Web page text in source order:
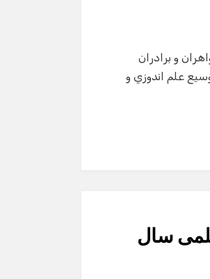
و برادران
به عرصه وسيع علم اندوزي و
سال